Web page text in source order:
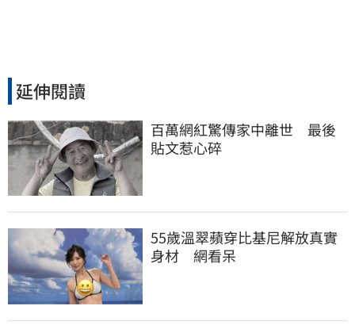
延伸閱讀
百萬網紅驚傳家中離世　最後
貼文惹心碎
55歲溫翠蘋穿比基尼解放真實
身材　網看呆